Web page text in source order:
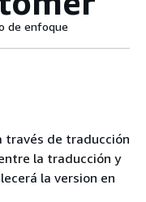
de enfoque
través de traducción
la traducción y
la version en